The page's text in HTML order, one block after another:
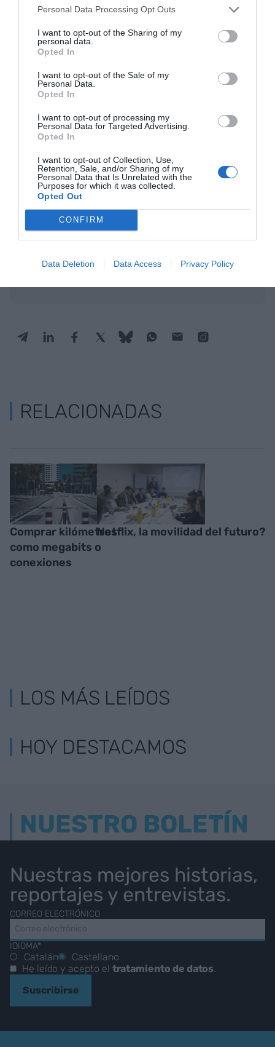
Personal Data Processing Opt Outs
I want to opt-out of the Sharing of my
personal data.
Opted In
I want to opt-out of the Sale of my
Personal Data.
Opted In
I want to opt-out of processing my
Personal Data for Targeted Advertising.
Opted In
I want to opt-out of Collection, Use,
Retention, Sale, and/or Sharing of my
Personal Data that Is Unrelated with the
Purposes for which it was collected.
Opted Out
CONFIRM
Data Deletion Data Access Privacy Policy
ambiente. Y también del uso del Big Data que
movilidad de las personas por colectivos,
establecer patrones y satisfacer necesidades.
Mobility Big Data. Así pues, es necesario que
nuestras administraciones mejoren la gestión que
transporte público bajo demanda, el impulso del
carsharing interurbano o la gestión inteligente de
las vías de comunicación son aspectos tan
importantes como la evolución de la tecnología y
responsabilidad de nuestros gobernantes.
AñadirVIA Empresa
de Google de forma gratuita
actualidad
RELACIONADAS
Comprar kilómetros
como megabits o
conexiones
Netflix, la movilidad del futuro?
LOS MÁS LEÍDOS
HOY DESTACAMOS
NUESTRO BOLETÍN
Nuestras mejores historias,
reportajes y entrevistas.
CORREO ELECTRÓNICO
IDIOMA*
Catalán
Castellano
He leído y acepto el tratamiento de datos.
Suscribirse